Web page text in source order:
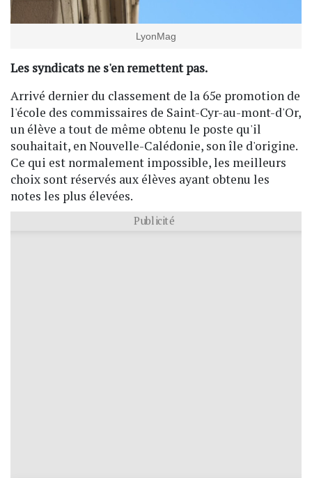
LyonMag
Les syndicats ne s'en remettent pas.
Arrivé dernier du classement de la 65e promotion de
l'école des commissaires de Saint-Cyr-au-mont-d'Or,
un élève a tout de même obtenu le poste qu'il
souhaitait, en Nouvelle-Calédonie, son île d'origine.
Ce qui est normalement impossible, les meilleurs
choix sont réservés aux élèves ayant obtenu les
notes les plus élevées.
Publicité